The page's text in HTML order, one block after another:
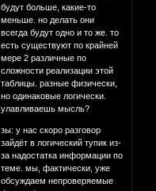
будут больше, какие-то
меньше. но делать они
всегда будут одно и то же. то
есть существуют по крайней
мере 2 различные по
сложности реализации этой
таблицы. разные физически,
но одинаковые логически.
улавливаешь мысль?
зы: у нас скоро разговор
зайдёт в логический тупик из-
за надостатка информации по
теме. мы, фактически, уже
обсуждаем непроверяемые